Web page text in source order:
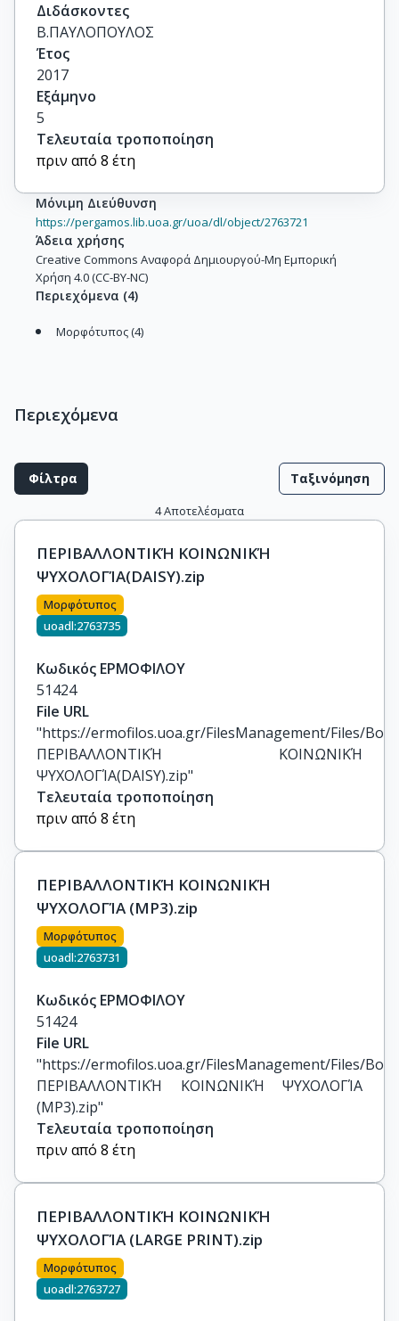
Διδάσκοντες
Β.ΠΑΥΛΟΠΟΥΛΟΣ
Έτος
2017
Εξάμηνο
5
Τελευταία τροποποίηση
πριν από 8 έτη
Μόνιμη Διεύθυνση
https://pergamos.lib.uoa.gr/uoa/dl/object/2763721
Άδεια χρήσης
Creative Commons Αναφορά Δημιουργού-Μη Εμπορική
Χρήση 4.0 (CC-BY-NC)
Περιεχόμενα (4)
Μορφότυπος (4)
Περιεχόμενα
Φίλτρα Ταξινόμηση
4Αποτελέσματα
ΠΕΡΙΒΑΛΛΟΝΤΙΚΉ ΚΟΙΝΩΝΙΚΉ
ΨΥΧΟΛΟΓΊΑ(DAISY).zip
Μορφότυπος
uoadl:2763735
Κωδικός ΕΡΜΟΦΙΛΟΥ
51424
File URL
"https://ermofilos.uoa.gr/FilesManagement/Files/
ΠΕΡΙΒΑΛΛΟΝΤΙΚΉ ΚΟΙΝΩΝΙΚΉ
ΨΥΧΟΛΟΓΊΑ(DAISY).zip"
Τελευταία τροποποίηση
πριν από 8 έτη
ΠΕΡΙΒΑΛΛΟΝΤΙΚΉ ΚΟΙΝΩΝΙΚΉ
ΨΥΧΟΛΟΓΊΑ (MP3).zip
Μορφότυπος
uoadl:2763731
Κωδικός ΕΡΜΟΦΙΛΟΥ
51424
File URL
"https://ermofilos.uoa.gr/FilesManagement/Files/
ΠΕΡΙΒΑΛΛΟΝΤΙΚΉ ΚΟΙΝΩΝΙΚΉ ΨΥΧΟΛΟΓΊΑ
(MP3).zip"
Τελευταία τροποποίηση
πριν από 8 έτη
ΠΕΡΙΒΑΛΛΟΝΤΙΚΉ ΚΟΙΝΩΝΙΚΉ
ΨΥΧΟΛΟΓΊΑ (LARGE PRINT).zip
Μορφότυπος
uoadl:2763727